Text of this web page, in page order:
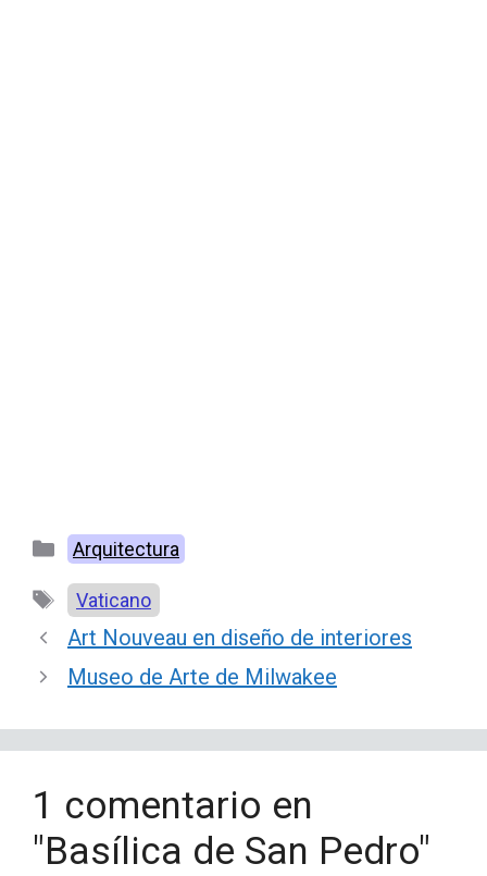
Categorías
Arquitectura
Etiquetas
Vaticano
Art Nouveau en diseño de interiores
Museo de Arte de Milwakee
1 comentario en
"Basílica de San Pedro"